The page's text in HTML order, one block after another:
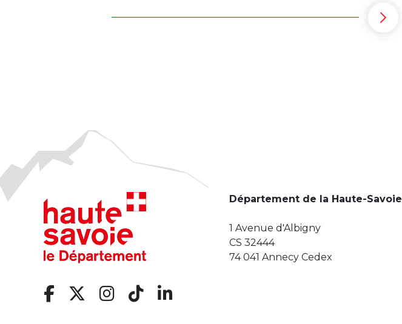
Département de la Haute-Savoie
1 Avenue d'Albigny
CS 32444
74 041 Annecy Cedex